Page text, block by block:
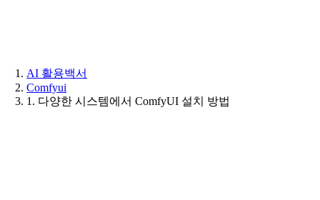
AI 활용백서
Comfyui
1. 다양한 시스템에서 ComfyUI 설치 방법